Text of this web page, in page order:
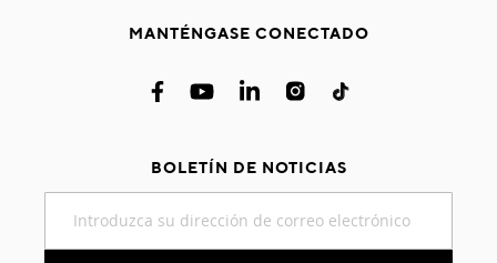
MANTÉNGASE CONECTADO
BOLETÍN DE NOTICIAS
nuestro